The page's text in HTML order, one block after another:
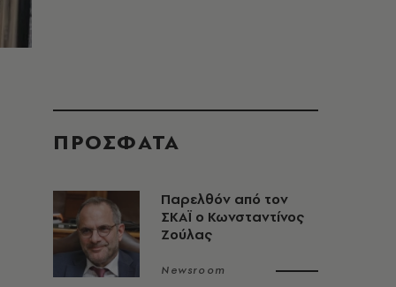
ΠΡΟΣΦΑΤΑ
Παρελθόν από τον
ΣΚΑΪ ο Κωνσταντίνος
Ζούλας
Newsroom